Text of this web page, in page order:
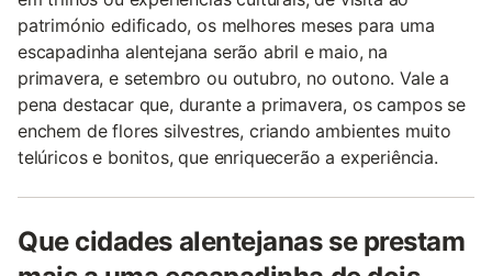
património edificado, os melhores meses para uma
escapadinha alentejana serão abril e maio, na
primavera, e setembro ou outubro, no outono. Vale a
pena destacar que, durante a primavera, os campos se
enchem de flores silvestres, criando ambientes muito
telúricos e bonitos, que enriquecerão a experiência.
Que cidades alentejanas se prestam